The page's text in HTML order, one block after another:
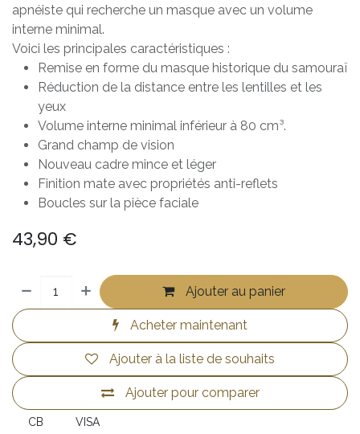
apnéiste qui recherche un masque avec un volume
interne minimal.
Voici les principales caractéristiques :
Remise en forme du masque historique du samouraï
Réduction de la distance entre les lentilles et les
yeux
Volume interne minimal inférieur à 80 cm³.
Grand champ de vision
Nouveau cadre mince et léger
Finition mate avec propriétés anti-reflets
Boucles sur la pièce faciale
43,90 €
Ajouter au panier
Acheter maintenant
Ajouter pour comparer
Ajouter à la liste de souhaits
CB VISA